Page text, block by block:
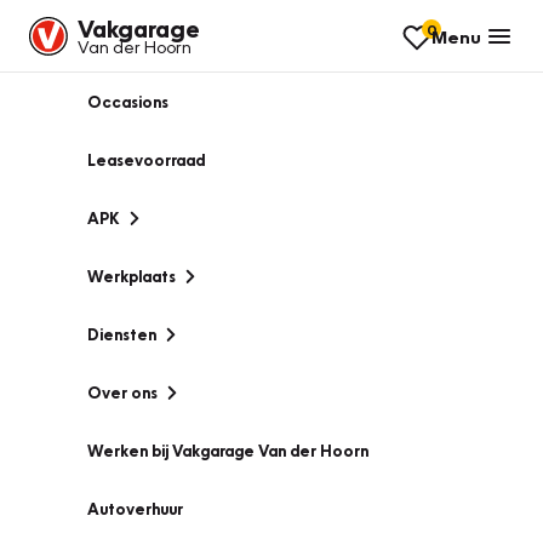
Vakgarage
Van der Hoorn
0Menu
Occasions
Leasevoorraad
APK
Werkplaats
Diensten
Over ons
Werken bij Vakgarage Van der Hoorn
Autoverhuur